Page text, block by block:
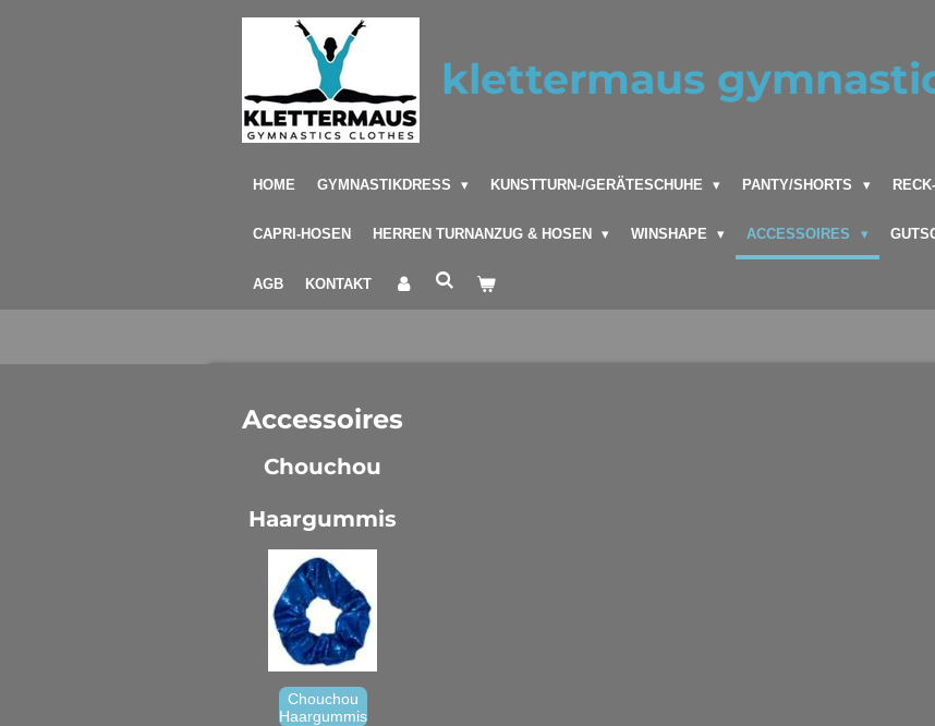
klettermaus
HOME GYMNASTIKDRESS KUNSTTURN-/GERÄTESCHUHE PANTY/SHORTS
CAPRI-HOSEN HERREN TURNANZUG & HOSEN WINSHAPE ACCESSOIRES
AGB KONTAKT
Accessoires
Chouchou
Haargummis
Chouchou
Haargummis